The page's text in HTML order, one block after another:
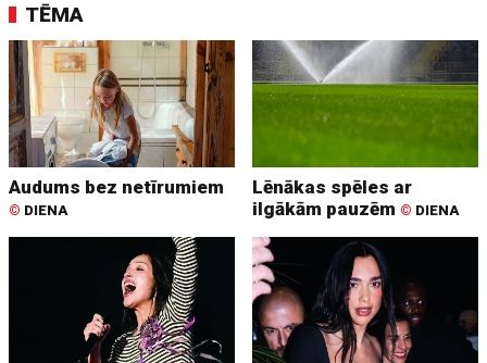
TĒMA
Audums bez netīrumiem
© DIENA
Lēnākas spēles ar
ilgākām pauzēm © DIENA